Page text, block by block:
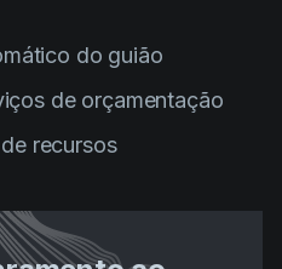
do guião
de orçamentação
recursos